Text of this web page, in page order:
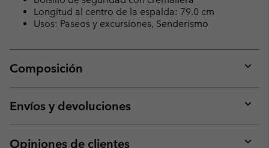
Longitud al centro de la espalda: 79.0 cm
Usos: Paseos y excursiones, Senderismo
Composición
or
Envíos y devoluciones
or
Opiniones de clientes